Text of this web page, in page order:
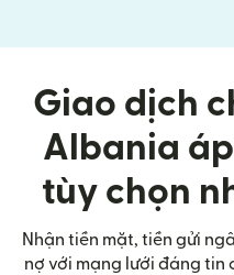
Giao dịch
Albania
tùy chọn
Nhận tiền mặt, tiền gửi
nợ với mạng lưới đáng